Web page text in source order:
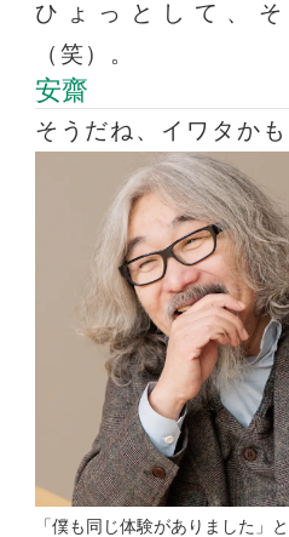
ひょっとして、
（笑）。
安齋
そうだね、イワタかも
「僕も同じ体験がありました」